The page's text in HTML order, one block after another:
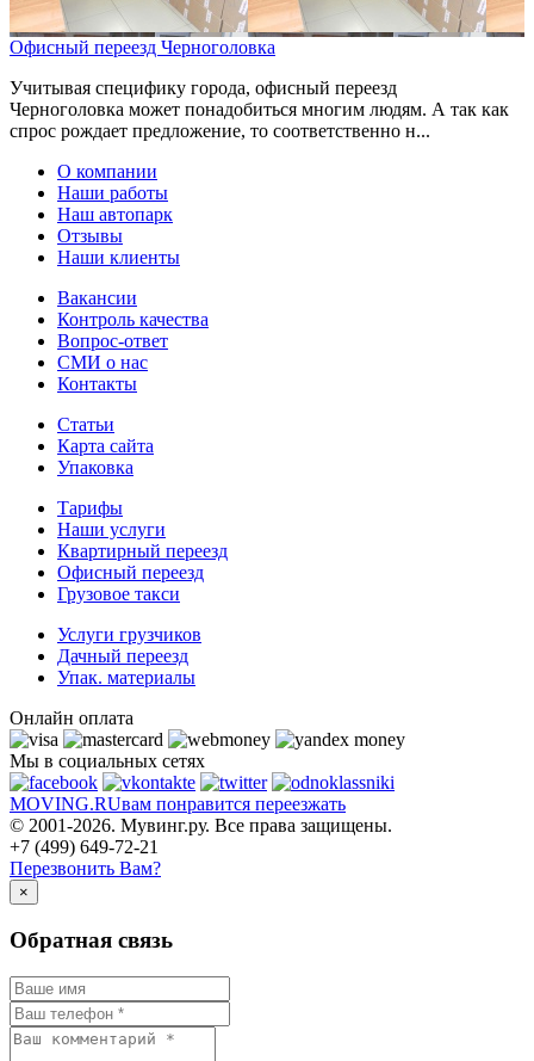
Офисный переезд Черноголовка
Учитывая специфику города, офисный переезд
Черноголовка может понадобиться многим людям. А так как
спрос рождает предложение, то соответственно н...
О компании
Наши работы
Наш автопарк
Отзывы
Наши клиенты
Вакансии
Контроль качества
Вопрос-ответ
СМИ о нас
Контакты
Статьи
Карта сайта
Упаковка
Тарифы
Наши услуги
Квартирный переезд
Офисный переезд
Грузовое такси
Услуги грузчиков
Дачный переезд
Упак. материалы
Онлайн оплата
Мы в социальных сетях
MOVING.RUвам понравится переезжать
© 2001-2026. Мувинг.ру. Все права защищены.
+7 (499) 649-72-21
Перезвонить Вам?
×
Обратная связь